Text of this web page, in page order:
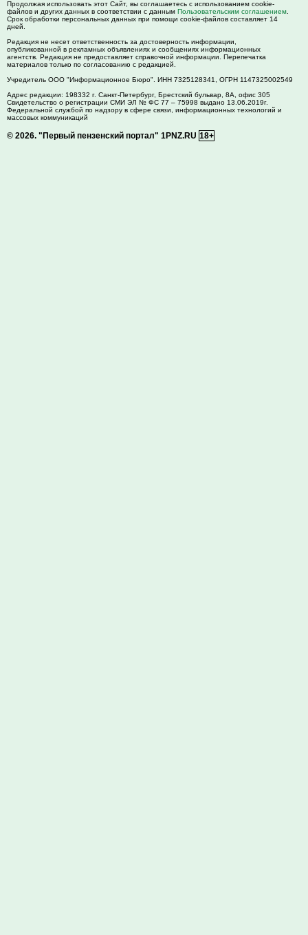
Продолжая использовать этот Сайт, вы соглашаетесь с использованием cookie-
файлов и других данных в соответствии с данным Пользовательским соглашением
Срок обработки персональных данных при помощи cookie-файлов составляет 14
дней.
Редакция не несет ответственность за достоверность информации,
опубликованной в рекламных объявлениях и сообщениях информационных
агентств. Редакция не предоставляет справочной информации. Перепечатка
материалов только по согласованию с редакцией.
Учредитель ООО "Информационное Бюро". ИНН 7325128341, ОГРН 1147325002549
Адрес редакции: 198332 г. Санкт-Петербург, Брестский бульвар, 8А, офис 305
Свидетельство о регистрации СМИ ЭЛ № ФС 77 – 75998 выдано 13.06.2019г.
Федеральной службой по надзору в сфере связи, информационных технологий и
массовых коммуникаций
© 2026. "Первый пензенский портал" 1PNZ.RU 18+